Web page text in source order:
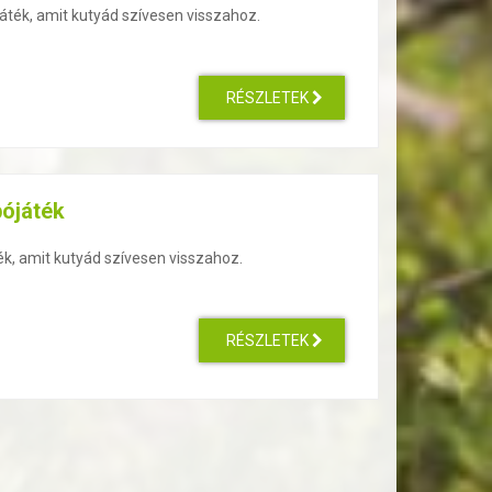
amit kutyád szívesen visszahoz.
RÉSZLETEK
amit kutyád szívesen visszahoz.
RÉSZLETEK